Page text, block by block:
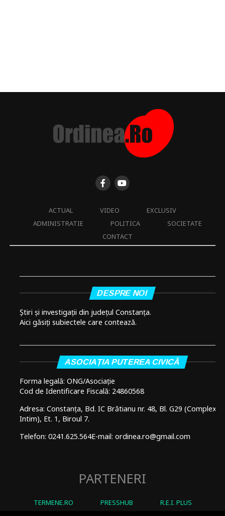
ACTUAL VIDEO
EXCLUSIV
ADMINISTRATIE
POLITICA
SOCIETATE
CONTACT
DESPRE NOI
Știri și investigații din județul Constanța.
Aici găsiți subiectele care contează.
ASOCIAȚIA PUTEREA CIVICĂ
Forma legală: ONG/Asociație
Cod de Identificare Fiscală: 24860568
Adresa: Constanța, Bd. IC Brătianu nr. 48, Bl. G29 (Complex
Intim), Et. 1, Biroul 7.
Telefon: 0241.625.564E-mail: ordinea.ro@gmail.com
PARTENERI
TERMENE.RO PRESSHUB R.E.I. PLUS